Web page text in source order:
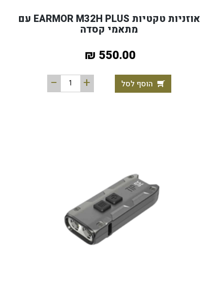
אוזניות טקטיות EARMOR M32H PLUS עם
מתאמי קסדה
550.00 ₪